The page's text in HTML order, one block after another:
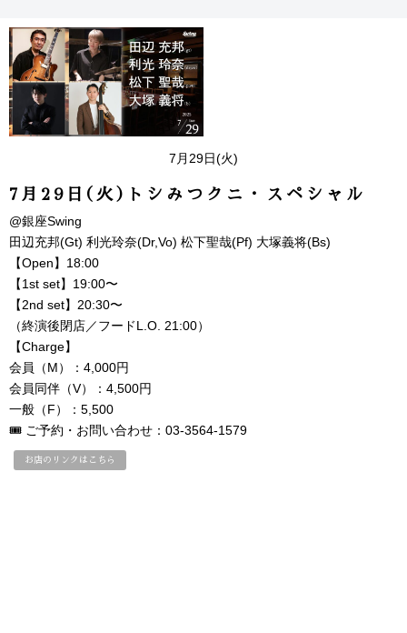
7月29日(火)
7月29日(火)トシみつクニ・スペシャル
@銀座Swing
田辺充邦(Gt) 利光玲奈(Dr,Vo) 松下聖哉(Pf) 大塚義将(Bs)
【Open】18:00
【1st set】19:00〜
【2nd set】20:30〜
（終演後閉店／フードL.O. 21:00）
【Charge】
会員（M）：4,000円
会員同伴（V）：4,500円
一般（F）：5,500
🎟 ご予約・お問い合わせ：03-3564-1579
お店のリンクはこちら